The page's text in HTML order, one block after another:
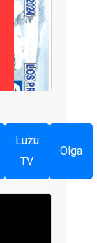
Luzu
TV
Olga